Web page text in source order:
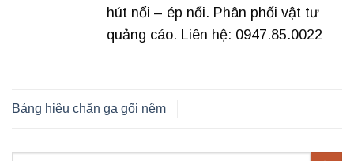
hút nổi – ép nổi. Phân phối vật tư
quảng cáo. Liên hệ: 0947.85.0022
Bảng hiệu chăn ga gối nệm